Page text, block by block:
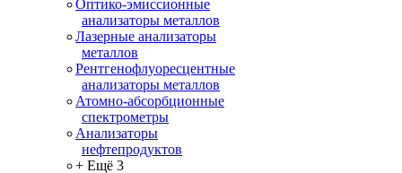
Оптико-эмиссионные
анализаторы металлов
Лазерные анализаторы
металлов
Рентгенофлуоресцентные
анализаторы металлов
Атомно-абсорбционные
спектрометры
Анализаторы
нефтепродуктов
+ Ещё 3